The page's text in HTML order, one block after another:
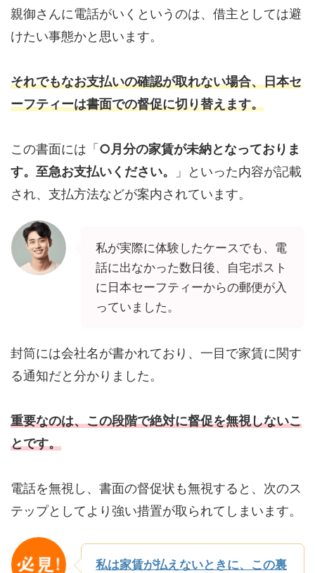
親御さんに電話がいくというのは、借主としては避
けたい事態かと思います。
それでもなお支払いの確認が取れない場合、日本セ
ーフティーは書面での督促に切り替えます。
この書面には「 ○月分の家賃が未納となっておりま
す。至急お支払いください。
」といった内容が記載
され、支払方法などが案内されています。
私が実際に体験したケースでも、電
話に出なかった数日後、自宅ポスト
に日本セーフティーからの郵便が入
っていました。
封筒には会社名が書かれており、一目で家賃に関す
る通知だと分かりました。
重要なのは、この段階で絶対に督促を無視しないこ
とです。
電話を無視し、書面の督促状も無視すると、次のス
テップとしてより強い措置が取られてしまいます。
私は家賃が払えないときに、この裏